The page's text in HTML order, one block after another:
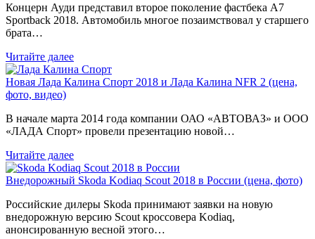
Концерн Ауди представил второе поколение фастбека A7
Sportback 2018. Автомобиль многое позаимствовал у старшего
брата…
Читайте далее
Новая Лада Калина Спорт 2018 и Лада Калина NFR 2 (цена,
фото, видео)
В начале марта 2014 года компании ОАО «АВТОВАЗ» и ООО
«ЛАДА Спорт» провели презентацию новой…
Читайте далее
Внедорожный Skoda Kodiaq Scout 2018 в России (цена, фото)
Российские дилеры Skoda принимают заявки на новую
внедорожную версию Scout кроссовера Kodiaq,
анонсированную весной этого…